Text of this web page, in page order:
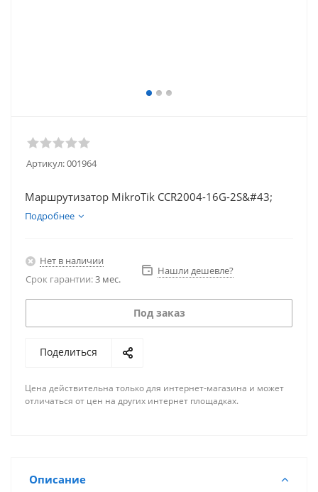
Артикул:001964
Маршрутизатор MikroTik CCR2004-16G-2S&#43;
Подробнее
Нет в наличии
Срок гарантии:3 мес.
Нашли дешевле?
Под заказ
Поделиться
Цена действительна только для интернет-магазина и может
отличаться от цен на других интернет площадках.
Описание